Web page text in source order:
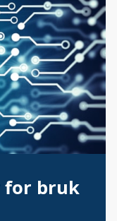
for bruk